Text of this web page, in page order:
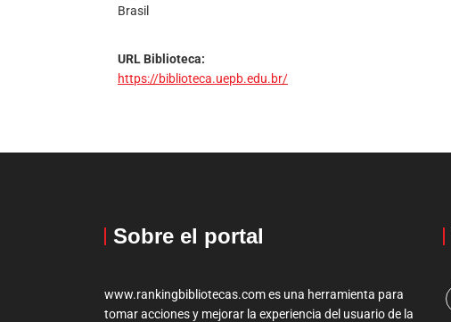
Brasil
URL Biblioteca:
https://biblioteca.uepb.edu.br/
Sobre el portal
www.rankingbibliotecas.com es una herramienta para
tomar acciones y mejorar la experiencia del usuario de la